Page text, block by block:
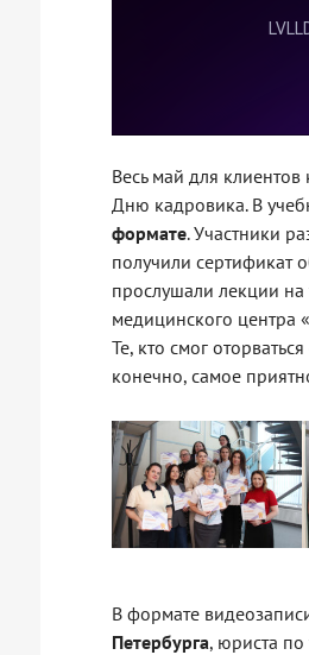
Весь май для
Дню кадровика. В
формате. Участники
получили сертификат
прослушали лекции на
медицинского центра
Те, кто смог
конечно, самое
В формате
Петербурга, юриста